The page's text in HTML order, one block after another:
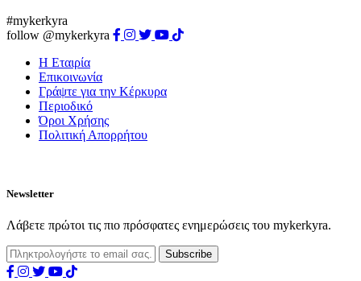
#mykerkyra
follow @mykerkyra
Η Εταιρία
Επικοινωνία
Γράψτε για την Κέρκυρα
Περιοδικό
Όροι Χρήσης
Πολιτική Απορρήτου
Newsletter
Λάβετε πρώτοι τις πιο πρόσφατες ενημερώσεις του mykerkyra.